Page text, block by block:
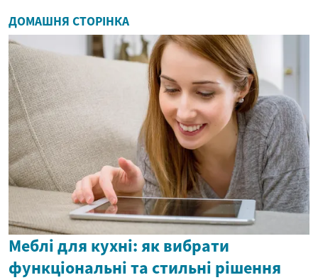
ДОМАШНЯ СТОРІНКА
Меблі для кухні: як вибрати
функціональні та стильні рішення